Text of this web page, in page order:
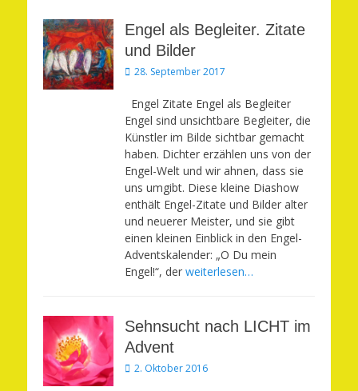
Engel als Begleiter. Zitate
und Bilder
Veröffentlicht
28. September 2017
Engel Zitate Engel als Begleiter
Engel sind unsichtbare Begleiter, die
Künstler im Bilde sichtbar gemacht
haben. Dichter erzählen uns von der
Engel-Welt und wir ahnen, dass sie
uns umgibt. Diese kleine Diashow
enthält Engel-Zitate und Bilder alter
und neuerer Meister, und sie gibt
einen kleinen Einblick in den Engel-
Adventskalender: „O Du mein
Engel!“, der weiterlesen…
Sehnsucht nach LICHT im
Advent
Veröffentlicht
2. Oktober 2016